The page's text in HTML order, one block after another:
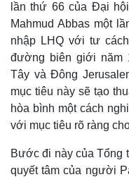
lần thứ 66 của Đại
Mahmud Abbas một
nhập LHQ với tư
đường biên giới năm
Tây và Đông
mục tiêu này sẽ tạo
hòa bình một cách
với mục tiêu rõ ràng
Bước đi này của Tổng
quyết tâm của người